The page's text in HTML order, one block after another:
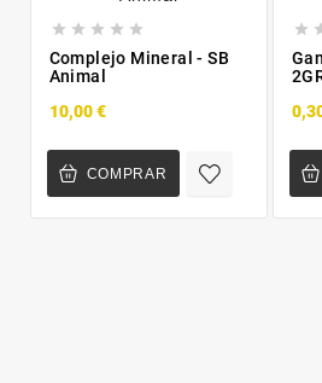
    
Complejo Mineral - SB
Animal
10,00 €
COMPRAR
